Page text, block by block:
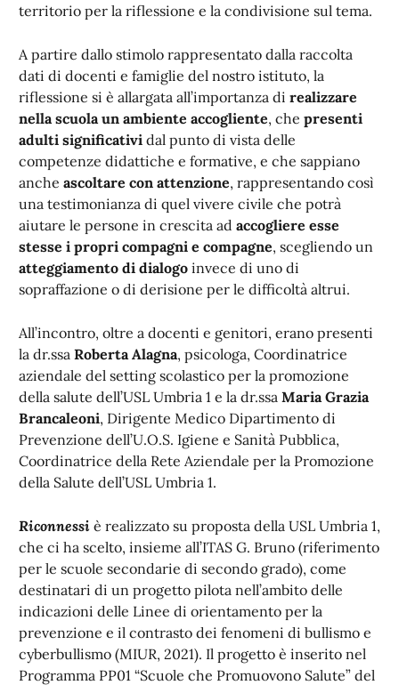
territorio per la riflessione e la condivisione sul tema.
A partire dallo stimolo rappresentato dalla raccolta
dati di docenti e famiglie del nostro istituto, la
riflessione si è allargata all’importanza di realizzare
nella scuola un ambiente accogliente, che presenti
adulti significativi dal punto di vista delle
competenze didattiche e formative, e che sappiano
anche ascoltare con attenzione, rappresentando così
una testimonianza di quel vivere civile che potrà
aiutare le persone in crescita ad accogliere esse
stesse i propri compagni e compagne, scegliendo un
atteggiamento di dialogo invece di uno di
sopraffazione o di derisione per le difficoltà altrui.
All’incontro, oltre a docenti e genitori, erano presenti
la dr.ssa Roberta Alagna, psicologa, Coordinatrice
aziendale del setting scolastico per la promozione
della salute dell’USL Umbria 1 e la dr.ssa Maria Grazia
Brancaleoni, Dirigente Medico Dipartimento di
Prevenzione dell’U.O.S. Igiene e Sanità Pubblica,
Coordinatrice della Rete Aziendale per la Promozione
della Salute dell’USL Umbria 1.
Riconnessi è realizzato su proposta della USL Umbria 1,
che ci ha scelto, insieme all’ITAS G. Bruno (riferimento
per le scuole secondarie di secondo grado), come
destinatari di un progetto pilota nell’ambito delle
indicazioni delle Linee di orientamento per la
prevenzione e il contrasto dei fenomeni di bullismo e
cyberbullismo (MIUR, 2021). Il progetto è inserito nel
Programma PP01 “Scuole che Promuovono Salute” del